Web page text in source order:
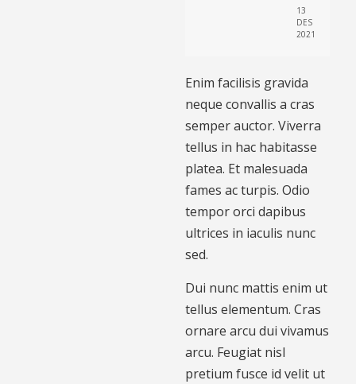
13
DES
2021
Enim facilisis gravida
neque convallis a cras
semper auctor. Viverra
tellus in hac habitasse
platea. Et malesuada
fames ac turpis. Odio
tempor orci dapibus
ultrices in iaculis nunc
sed.
Dui nunc mattis enim ut
tellus elementum. Cras
ornare arcu dui vivamus
arcu. Feugiat nisl
pretium fusce id velit ut